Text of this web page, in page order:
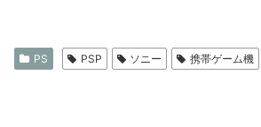
PS PSP ソニー 携帯ゲーム機